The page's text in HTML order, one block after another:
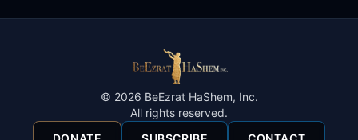
© 2026 BeEzrat HaShem, Inc.
All rights reserved.